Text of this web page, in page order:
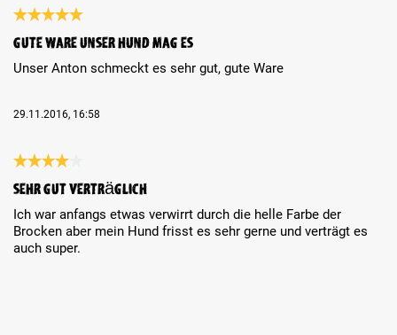
Gute Ware unser Hund mag es
Unser Anton schmeckt es sehr gut, gute Ware
29.11.2016, 16:58
Sehr gut verträglicH
Ich war anfangs etwas verwirrt durch die helle Farbe der
Brocken aber mein Hund frisst es sehr gerne und verträgt es
auch super.